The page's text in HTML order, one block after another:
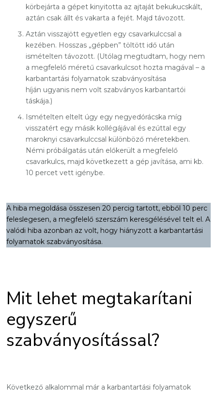
körbejárta a gépet kinyitotta az ajtaját bekukucskált,
aztán csak állt és vakarta a fejét. Majd távozott.
Aztán visszajött egyetlen egy csavarkulccsal a
kezében. Hosszas „gépben” töltött idő után
ismételten távozott. (Utólag megtudtam, hogy nem
a megfelelő méretű csavarkulcsot hozta magával – a
karbantartási folyamatok szabványosítása
híján ugyanis nem volt szabványos karbantartói
táskája.)
Ismételten eltelt úgy egy negyedórácska míg
visszatért egy másik kollégájával és ezúttal egy
maroknyi csavarkulccsal különböző méretekben.
Némi próbálgatás után előkerült a megfelelő
csavarkulcs, majd következett a gép javítása, ami kb.
10 percet vett igénybe.
A hiba megoldása összesen 20 percig tartott, ebből 10 perc
feleslegesen, a megfelelő szerszám keresgélésével telt el. A
valódi hiba azonban az volt, hogy hiányzott a karbantartási
folyamatok szabványosítása.
Mit lehet megtakarítani
egyszerű
szabványosítással?
Következő alkalommal már a karbantartási folyamatok